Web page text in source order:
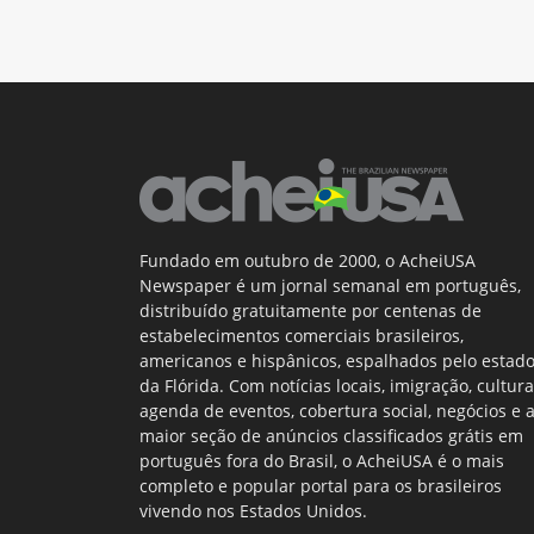
Fundado em outubro de 2000, o AcheiUSA
Newspaper é um jornal semanal em português,
distribuído gratuitamente por centenas de
estabelecimentos comerciais brasileiros,
americanos e hispânicos, espalhados pelo estado
da Flórida. Com notícias locais, imigração,
agenda de eventos, cobertura social, negócios e a
maior seção de anúncios classificados grátis em
português fora do Brasil, o AcheiUSA é o mais
completo e popular portal para os brasileiros
vivendo nos Estados Unidos.